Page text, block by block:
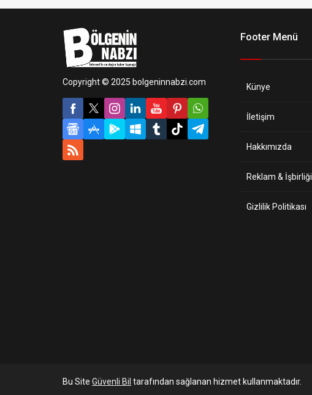
Copyright © 2025 bolgeninnabzi.com
Footer Menü
Künye
İletişim
Hakkımızda
Reklam & İşbirliği
Gizlilik Politikası
Bu Site Güvenli Bil tarafından sağlanan hizmet kullanmaktadır.